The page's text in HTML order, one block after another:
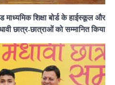
माध्यमिक शिक्षा बोर्ड के हाईस्कूल और
छात्र-छात्राओं को सम्मानित किया